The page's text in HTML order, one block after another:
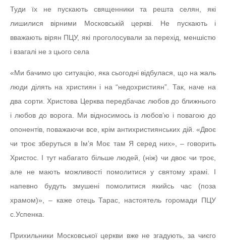
Туди їх не пускають священники та решта селян, які
лишилися вірними Московській церкві. Не пускають і
вважають вірян ПЦУ, які проголосували за перехід, меншістю
і взагалі не з цього села
«Ми бачимо цю ситуацію, яка сьогодні відбулася, що на жаль
люди ділять на християн і на “недохристиян”. Так, наче на
два сорти. Христова Церква передбачає любов до ближнього
і любов до ворога. Ми відносимось із любов’ю і повагою до
опонентів, поважаючи все, крім антихристиянських дій. «Двоє
чи троє зберуться в Ім’я Моє там Я серед них», – говорить
Христос. І тут набагато більше людей, (ніж) чи двоє чи троє,
але не мають можливості помолитися у святому храмі. І
напевно будуть змушені помолитися якийсь час (поза
храмом)», – каже отець Тарас, настоятель горомади ПЦУ
с.Успенка.
Прихильники Московської церкви вже не згадують, за чиєго